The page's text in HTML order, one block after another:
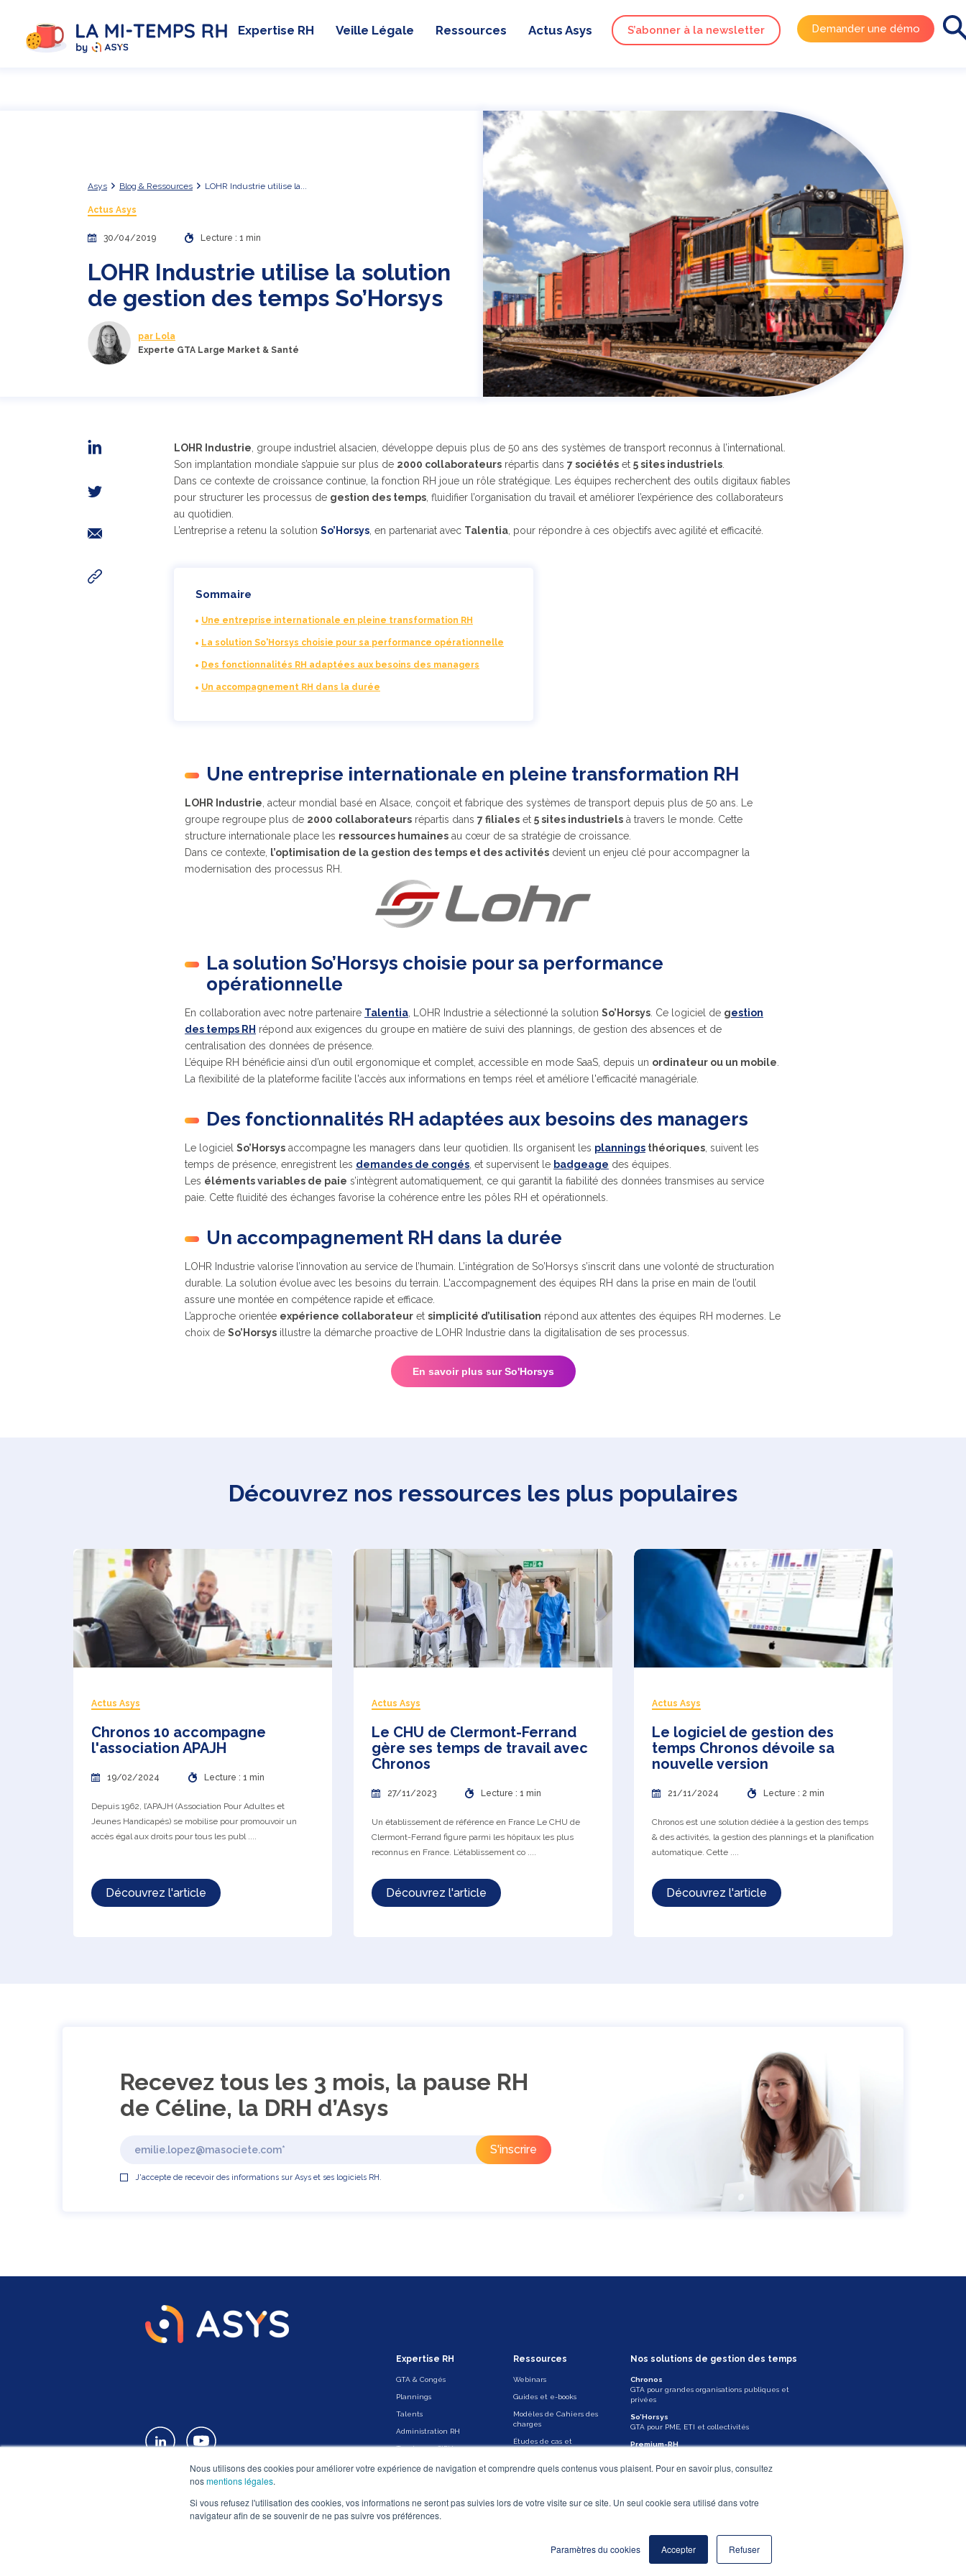
Nous utilisons des cookies pour améliorer votre expérience de navigation et comprendre quels contenus vous plaisent. Pour en savoir plus, consultez
nosmentions légales.
Si vous refusez l'utilisation des cookies, vos informations ne seront pas suivies lors de votre visite sur ce site. Un seul cookie sera utilisé dans votre
navigateur afin de se souvenir de ne pas suivre vos préférences.
Paramètres du cookies Accepter Refuser
Expertise RH Veille Légale Ressources Actus Asys S’abonner à la newsletter Demander une démo
Asys Blog & Ressources LOHR Industrie utilise la...
Actus Asys
30/04/2019 Lecture : 1 min
LOHR Industrie utilise la solution
de gestion des temps So’Horsys
par Lola
Experte GTA Large Market & Santé
LOHR Industrie , groupe industriel alsacien, développe depuis plus de 50 ans des systèmes de transport reconnus à l’international.
Son implantation mondiale s’appuie sur plus de 2000 collaborateurs répartis dans 7 sociétés et 5 sites industriels
Dans ce contexte de croissance continue, la fonction RH joue un rôle stratégique. Les équipes recherchent des outils digitaux fiables
pour structurer les processus de gestion des temps , fluidifier l’organisation du travail et améliorer l’expérience des collaborateurs
au quotidien.
L’entreprise a retenu la solution So’Horsys , en partenariat avec Talentia , pour répondre à ces objectifs avec agilité et efficacité.
Sommaire
Une entreprise internationale en pleine transformation RH
La solution So'Horsys choisie pour sa performance opérationnelle
Des fonctionnalités RH adaptées aux besoins des managers
Un accompagnement RH dans la durée
Une entreprise internationale en pleine transformation RH
LOHR Industrie , acteur mondial basé en Alsace, conçoit et fabrique des systèmes de transport depuis plus de 50 ans. Le
groupe regroupe plus de 2000 collaborateurs répartis dans 7 filiales et 5 sites industriels à travers le monde. Cette
structure internationale place les ressources humaines au cœur de sa stratégie de croissance.
Dans ce contexte,
l’optimisation de la gestion des temps et des activités devient un enjeu clé pour accompagner la
modernisation des processus RH.
La solution So’Horsys choisie pour sa performance
opérationnelle
En collaboration avec notre partenaire Talentia , LOHR Industrie a sélectionné la solution So’Horsys . Ce logiciel de gestion
des temps RH répond aux exigences du groupe en matière de suivi des plannings, de gestion des absences et de
centralisation des données de présence.
L’équipe RH bénéficie ainsi d’un outil ergonomique et complet, accessible en mode SaaS, depuis un ordinateur ou un mobile
La flexibilité de la plateforme facilite l'accès aux informations en temps réel et améliore l'efficacité managériale.
Des fonctionnalités RH adaptées aux besoins des managers
Le logiciel So’Horsys accompagne les managers dans leur quotidien. Ils organisent les plannings théoriques , suivent les
temps de présence, enregistrent les demandes de congés , et supervisent le badgeage des équipes.
Les éléments variables de paie s’intègrent automatiquement, ce qui garantit la fiabilité des données transmises au service
paie. Cette fluidité des échanges favorise la cohérence entre les pôles RH et opérationnels.
Un accompagnement RH dans la durée
LOHR Industrie valorise l’innovation au service de l’humain. L’intégration de So’Horsys s’inscrit dans une volonté de structuration
durable. La solution évolue avec les besoins du terrain. L'accompagnement des équipes RH dans la prise en main de l’outil
assure une montée en compétence rapide et efficace.
L’approche orientée expérience collaborateur et simplicité d’utilisation répond aux attentes des équipes RH modernes. Le
choix de So’Horsys illustre la démarche proactive de LOHR Industrie dans la digitalisation de ses processus.
En savoir plus sur So'Horsys
Découvrez nos ressources les plus populaires
Actus Asys
Chronos 10 accompagne
l'association APAJH
19/02/2024 Lecture : 1 min
Depuis 1962, l’APAJH (Association Pour Adultes et
Jeunes Handicapés) se mobilise pour promouvoir un
accès égal aux droits pour tous les publ ....
Découvrez l'article
Actus Asys
Le CHU de Clermont-Ferrand
gère ses temps de travail avec
Chronos
27/11/2023 Lecture : 1 min
Un établissement de référence en France Le CHU de
Clermont-Ferrand figure parmi les hôpitaux les plus
reconnus en France. L’établissement co ....
Découvrez l'article
Actus Asys
Le logiciel de gestion des
temps Chronos dévoile sa
nouvelle version
21/11/2024 Lecture : 2 min
Chronos est une solution dédiée à la gestion des temps
& des activités, la gestion des plannings et la planification
automatique. Cette ....
Découvrez l'article
Recevez tous les 3 mois, la pause RH
de Céline, la DRH d’Asys
J'accepte de recevoir des informations sur Asys et ses logiciels RH.
Expertise RH
GTA & Congés
Plannings
Talents
Administration RH
Tendances SIRH
Ressources
Webinars
Guides et e-books
Modèles de Cahiers des
charges
Études de cas et
Nos solutions de gestion des temps
Chronos
GTA pour grandes organisations publiques et
privées
So’Horsys
GTA pour PME, ETI et collectivités
Premium-RH
KissMyJob
Veille légale